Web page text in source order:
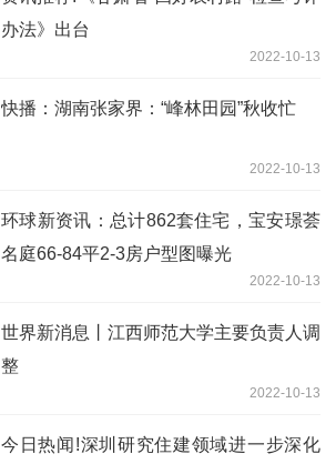
办法》出台
2022-10-13
快播：湖南张家界：“峰林田园”秋收忙
2022-10-13
环球新资讯：总计862套住宅，宝安璟荟
名庭66-84平2-3房户型图曝光
2022-10-13
世界新消息丨江西师范大学主要负责人调
整
2022-10-13
今日热闻!深圳研究住建领域进一步深化